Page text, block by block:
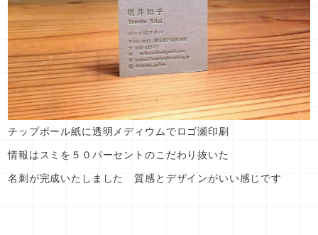
チップボール紙に透明メディウムでロゴ瀬印刷
情報はスミを５０パーセントのこだわり抜いた
名刺が完成いたしました 質感とデザインがいい感じです